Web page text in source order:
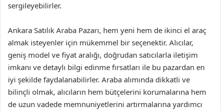
sergileyebilirler.
Ankara Satılık Araba Pazarı, hem yeni hem de ikinci el araç
almak isteyenler için mükemmel bir seçenektir. Alıcılar,
geniş model ve fiyat aralığı, doğrudan satıcılarla iletişim
imkanı ve detaylı bilgi edinme fırsatları ile bu pazardan en
iyi şekilde faydalanabilirler. Araba alımında dikkatli ve
bilinçli olmak, alıcıların hem bütçelerini korumalarına hem
de uzun vadede memnuniyetlerini artırmalarına yardımcı